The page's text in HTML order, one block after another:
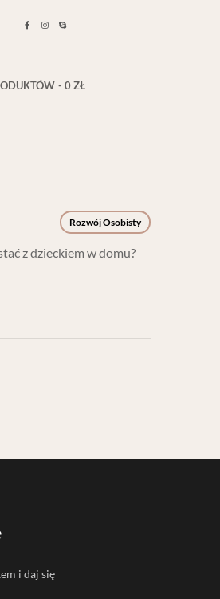
0 ZŁ
Rozwój Osobisty
z dzieckiem w domu?
i daj się